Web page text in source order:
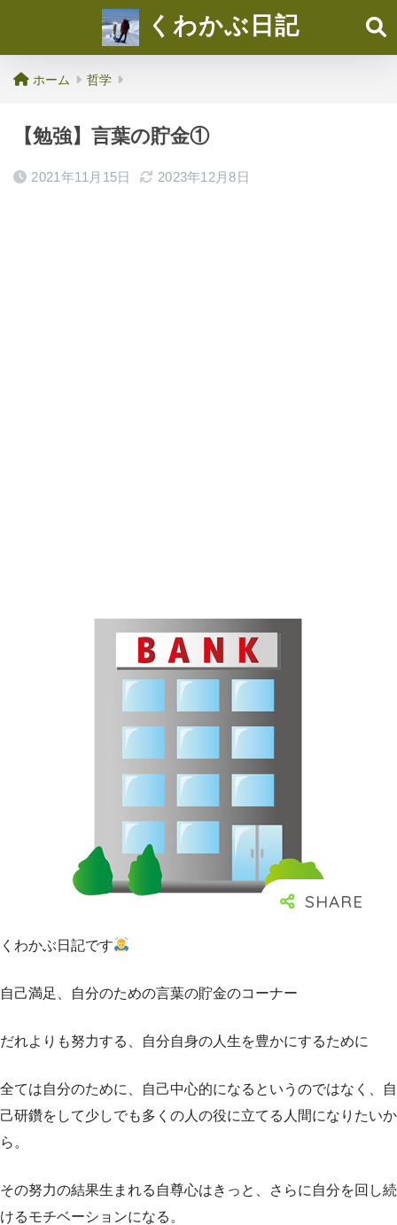
くわかぶ日記
ホーム 哲学
【勉強】言葉の貯金①
2021年11月15日 2023年12月8日
くわかぶ日記です
自己満足、自分のための言葉の貯金のコーナー
だれよりも努力する、自分自身の人生を豊かにするために
全ては自分のために、自己中心的になるというのではなく、自
己研鑽をして少しでも多くの人の役に立てる人間になりたいか
ら。
その努力の結果生まれる自尊心はきっと、さらに自分を回し続
けるモチベーションになる。